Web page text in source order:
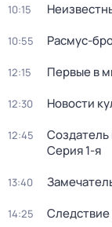
10:15
10:55 Расмус-
12:15 Первые в
12:30 Новости
12:45
Серия 1-я
13:40
14:25